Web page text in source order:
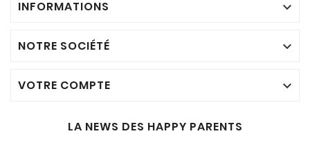
INFORMATIONS 
NOTRE SOCIÉTÉ 
VOTRE COMPTE 
LA NEWS DES HAPPY PARENTS